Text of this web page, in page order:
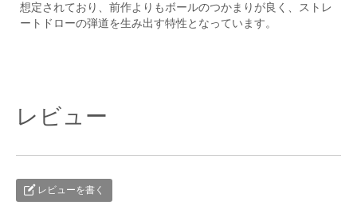
想定されており、前作よりもボールのつかまりが良く、ストレ
ートドローの弾道を生み出す特性となっています。
レビュー
レビューを書く